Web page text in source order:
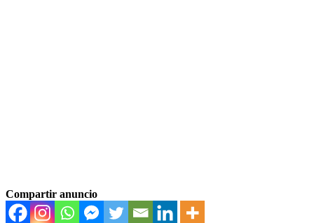
Compartir anuncio